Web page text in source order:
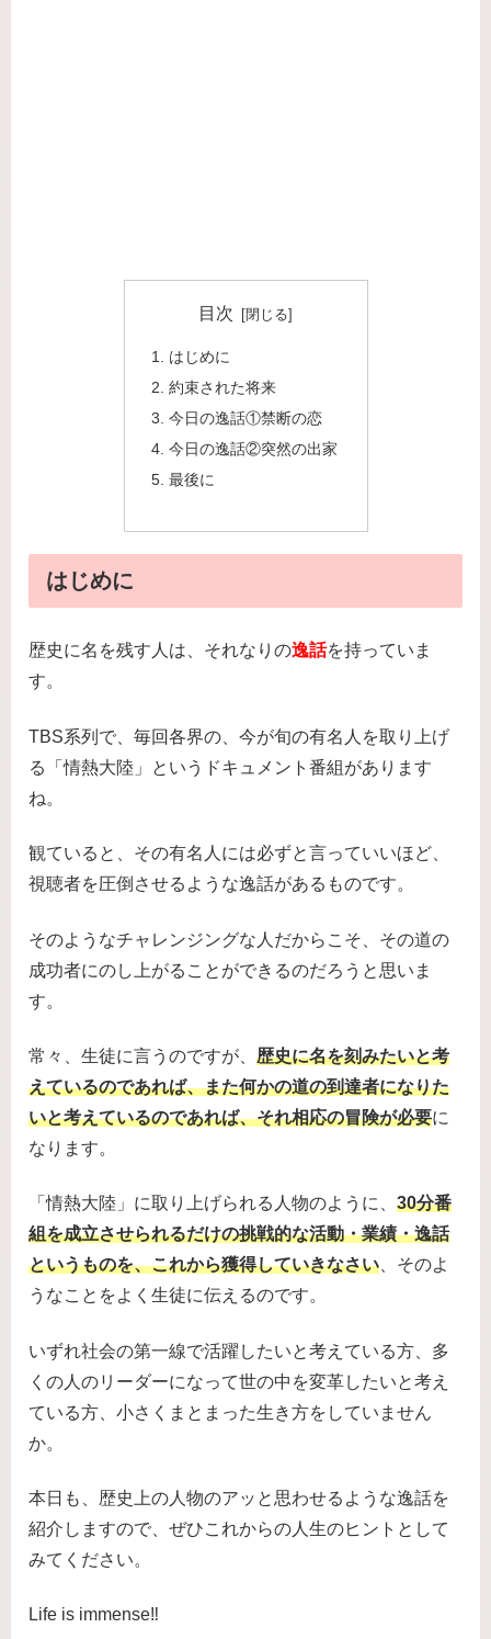
目次
はじめに
約束された将来
今日の逸話①禁断の恋
今日の逸話②突然の出家
最後に
はじめに
歴史に名を残す人は、それなりの逸話を持っていま
す。
TBS系列で、毎回各界の、今が旬の有名人を取り上げ
る「情熱大陸」というドキュメント番組があります
ね。
観ていると、その有名人には必ずと言っていいほど、
視聴者を圧倒させるような逸話があるものです。
そのようなチャレンジングな人だからこそ、その道の
成功者にのし上がることができるのだろうと思いま
す。
常々、生徒に言うのですが、 歴史に名を刻みたいと考
えているのであれば、また何かの道の到達者になりた
いと考えているのであれば、それ相応の冒険が必要に
なります。
「情熱大陸」に取り上げられる人物のように、 30分番
組を成立させられるだけの挑戦的な活動・業績・逸話
というものを、これから獲得していきなさい 、そのよ
うなことをよく生徒に伝えるのです。
いずれ社会の第一線で活躍したいと考えている方、多
くの人のリーダーになって世の中を変革したいと考え
ている方、小さくまとまった生き方をしていません
か。
本日も、歴史上の人物のアッと思わせるような逸話を
紹介しますので、ぜひこれからの人生のヒントとして
みてください。
Life is immense‼